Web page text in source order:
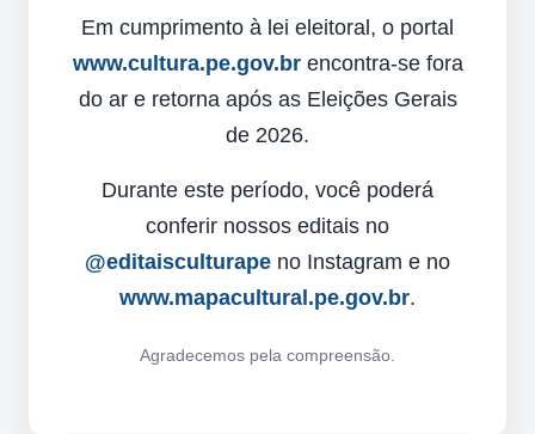
Em cumprimento à lei eleitoral, o portal
www.cultura.pe.gov.brencontra-se fora
do ar e retorna após as Eleições Gerais
de 2026.
Durante este período, você poderá
conferir nossos editais no
@editaisculturape no Instagram e no
www.mapacultural.pe.gov.br.
Agradecemos pela compreensão.